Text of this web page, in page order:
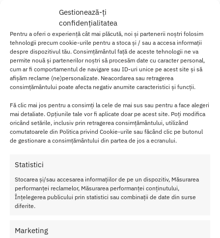
Gestionează-ți
confidențialitatea
Pentru a oferi o experiență cât mai plăcută, noi și partenerii noștri folosim
tehnologii precum cookie-urile pentru a stoca și / sau a accesa informații
despre dispozitivul tău. Consimțământul față de aceste tehnologii ne va
permite nouă și partenerilor noștri să procesăm date cu caracter personal,
cum ar fi comportamentul de navigare sau ID-uri unice pe acest site și să
afișăm reclame (ne)personalizate. Neacordarea sau retragerea
consimțământului poate afecta negativ anumite caracteristici și funcții.
Fă clic mai jos pentru a consimți la cele de mai sus sau pentru a face alegeri
mai detaliate. Opțiunile tale vor fi aplicate doar pe acest site. Poți modifica
oricând setările, inclusiv prin retragerea consimțământului, utilizând
comutatoarele din Politica privind Cookie-urile sau făcând clic pe butonul
de gestionare a consimțământului din partea de jos a ecranului.
Statistici
Stocarea și/sau accesarea informațiilor de pe un dispozitiv, Măsurarea
performanței reclamelor, Măsurarea performanței conținutului,
Înțelegerea publicului prin statistici sau combinații de date din surse
diferite.
Marketing
rotatie completa de 360 de grade, asigurand o vizibilitate maxima
si un unghi optim in timpul utilizarii in dus sau in cada.
Utilizarea pompei este extrem de facila, datorita sistemului Super
Flow Latch Valve, ce permite umplerea cu o singura mana. Textura
speciala, atat pe partea superioara, cat si pe cea inferioara a
tubului, ofera o prindere ferma si un control imbunatatit.
O experienta superioara: Cum sa folosesti
pompa Hydromax9
Inainte de utilizare, asigura-te ca inelul de confort este montat
Latch, si introdu penisul, asigurandu-te ca este etans. Activeaza
conform gradatiei de pe tub.
Pentru o curatare usoara, inelul de confort este detasabil. Goleste